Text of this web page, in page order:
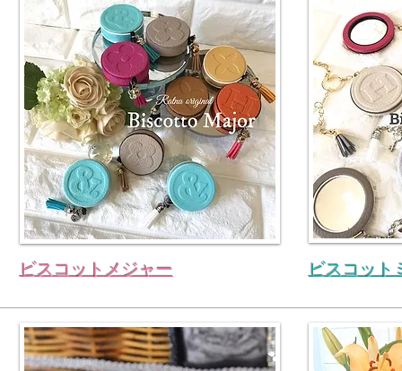
​ビスコットメジャー ビスコット